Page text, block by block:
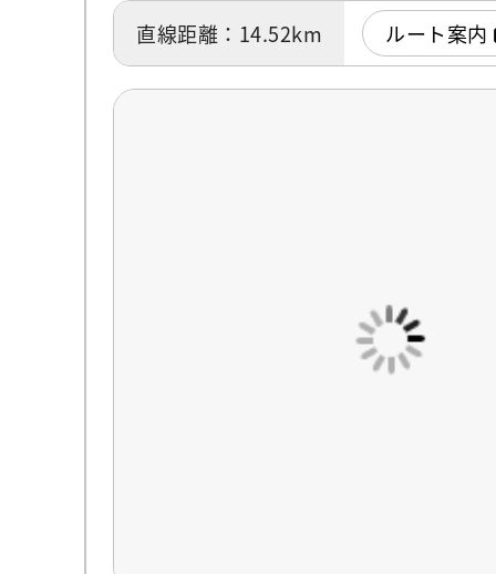
直線距離：14.52km ルート案内